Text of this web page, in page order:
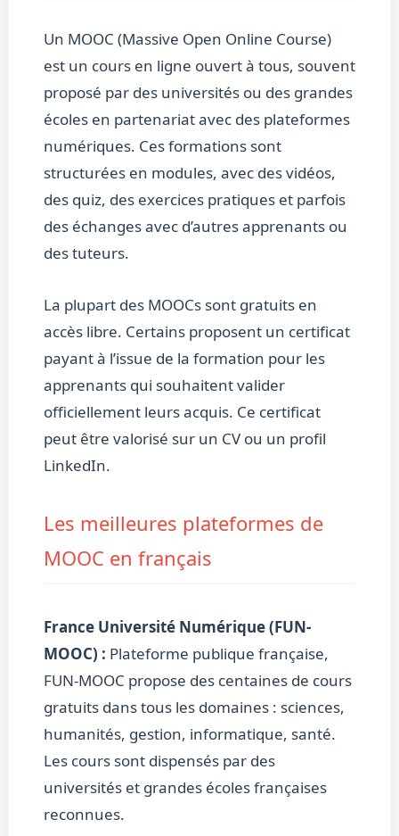
Un MOOC (Massive Open Online Course)
est un cours en ligne ouvert à tous, souvent
proposé par des universités ou des grandes
écoles en partenariat avec des plateformes
numériques. Ces formations sont
structurées en modules, avec des vidéos,
des quiz, des exercices pratiques et parfois
des échanges avec d’autres apprenants ou
des tuteurs.
La plupart des MOOCs sont gratuits en
accès libre. Certains proposent un certificat
payant à l’issue de la formation pour les
apprenants qui souhaitent valider
officiellement leurs acquis. Ce certificat
peut être valorisé sur un CV ou un profil
LinkedIn.
Les meilleures plateformes de
MOOC en français
France Université Numérique (FUN-
MOOC) : Plateforme publique française,
FUN-MOOC propose des centaines de cours
gratuits dans tous les domaines : sciences,
humanités, gestion, informatique, santé.
Les cours sont dispensés par des
universités et grandes écoles françaises
reconnues.